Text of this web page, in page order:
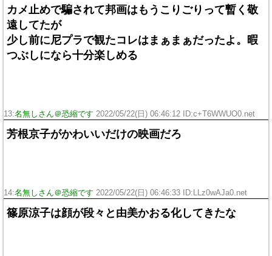
カメ止めで騙されて邦画はもうこりごりって暫く敬
遠してたが
少し前に尼プラで観たコレはまぁまぁだったよ。暇
つぶしになら十分楽しめる
13:名無しさん＠恐縮です 2022/05/22(日) 06:46:12 ID:c+T6WWUO0.net
芳根京子がかわいいだけの映画だろ
14:名無しさん＠恐縮です 2022/05/22(日) 06:46:33 ID:LLz0wAJa0.net
篠原涼子は顔が段々と由美かおる化してきたな